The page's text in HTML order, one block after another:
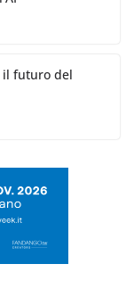
il futuro del